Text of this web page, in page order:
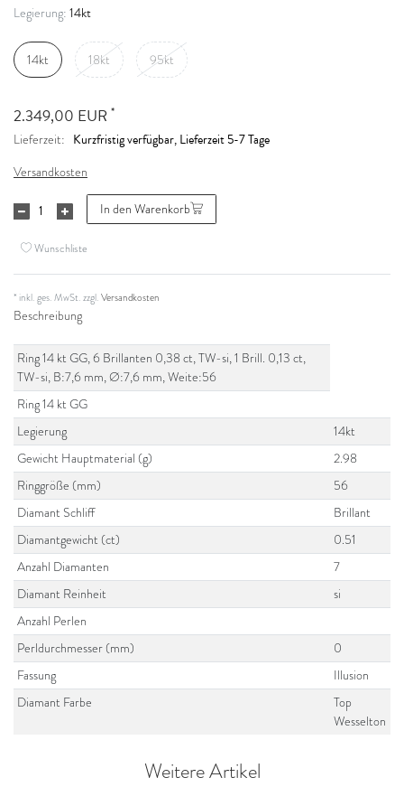
Legierung: 14kt
14kt 18kt 95kt
2.349,00 EUR *
Lieferzeit: Kurzfristig verfügbar, Lieferzeit 5-7 Tage
Versandkosten
In den Warenkorb
Wunschliste
* inkl. ges. MwSt. zzgl.Versandkosten
Beschreibung
Ring 14 kt GG, 6 Brillanten 0,38 ct, TW-si, 1 Brill. 0,13 ct,
TW-si, B:7,6 mm, Ø:7,6 mm, Weite:56
Ring 14 kt GG
Legierung
14kt
Gewicht Hauptmaterial (g)
2.98
Ringgröße (mm)
56
Diamant Schliff
Brillant
Diamantgewicht (ct)
0.51
Anzahl Diamanten
7
Diamant Reinheit
si
Anzahl Perlen
Perldurchmesser (mm)
0
Fassung
Illusion
Diamant Farbe
Top
Wesselton
Weitere Artikel